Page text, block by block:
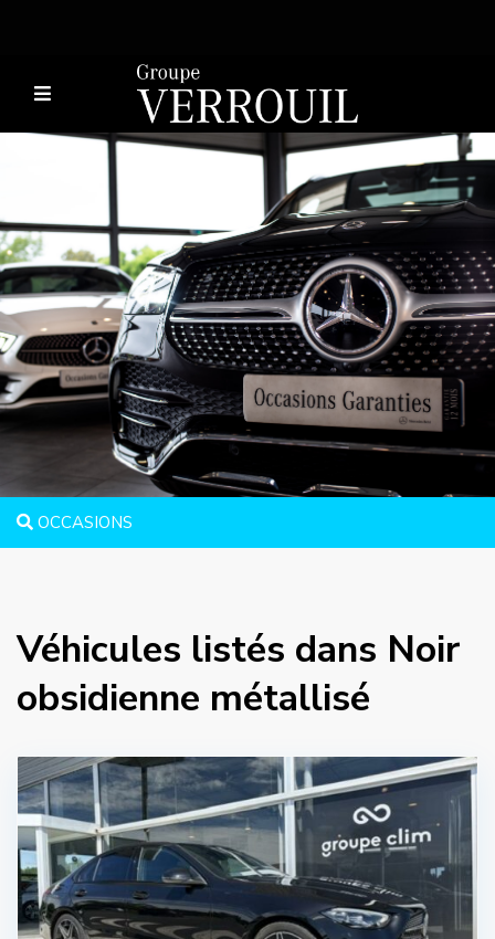
OCCASIONS
Véhicules listés dans Noir
obsidienne métallisé